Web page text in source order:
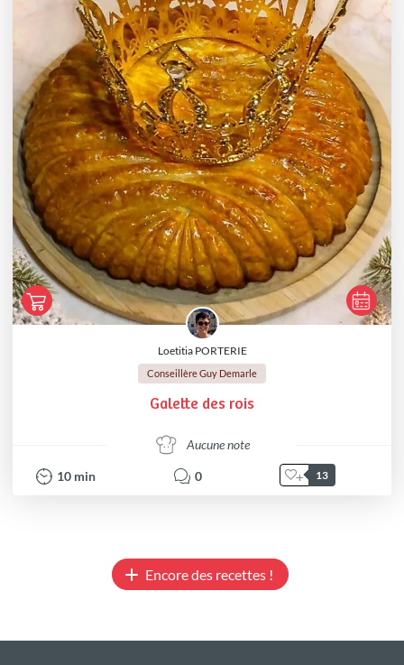
Loetitia PORTERIE
Conseillère Guy Demarle
Galette des rois
Aucune note
10 min 0 13
Encore des recettes !